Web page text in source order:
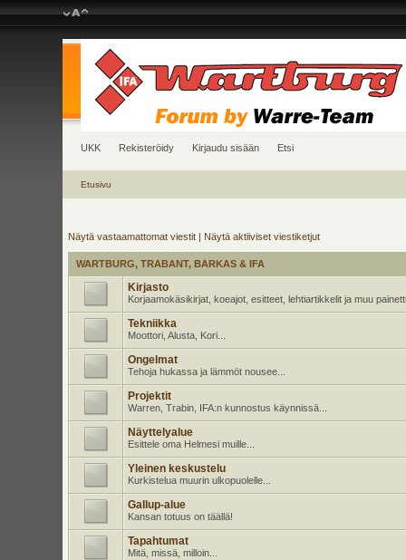
UKK Rekisteröidy Kirjaudu sisään Etsi
Etusivu
Näytä vastaamattomat viestit| Näytä aktiiviset viestiketjut
WARTBURG, TRABANT, BARKAS & IFA
Kirjasto
Korjaamokäsikirjat, koeajot, esitteet, lehtiartikkelit ja muu
Tekniikka
Moottori, Alusta, Kori...
Ongelmat
Tehoja hukassa ja lämmöt nousee...
Projektit
Warren, Trabin, IFA:n kunnostus käynnissä...
Näyttelyalue
Esittele oma Helmesi muille...
Yleinen keskustelu
Kurkistelua muurin ulkopuolelle...
Gallup-alue
Kansan totuus on täällä!
Tapahtumat
Mitä, missä, milloin...